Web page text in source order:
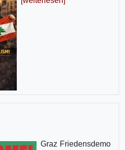
Graz Friedensdemo